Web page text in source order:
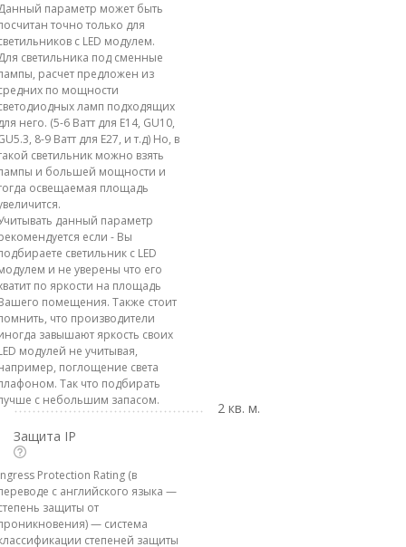
параметр может быть
точно только для
с LED модулем.
светильника под сменные
расчет предложен из
по мощности
ламп подходящих
него. (5-6 Ватт для E14, GU10,
8-9 Ватт для E27, и т.д) Но, в
светильник можно взять
и большей мощности и
освещаемая площадь
данный параметр
если - Вы
светильник с LED
и не уверены что его
по яркости на площадь
помещения. Также стоит
что производители
завышают яркость своих
модулей не учитывая,
поглощение света
Так что подбирать
с небольшим запасом.
2 кв. м.
Защита IP
Protection Rating (в
с английского языка —
защиты от
— система
степеней защиты